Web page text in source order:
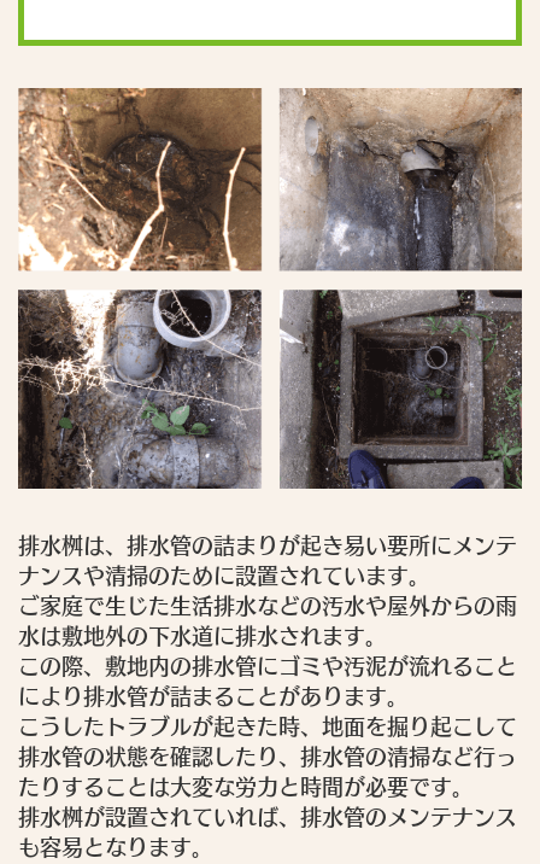
排水桝は、排水管の詰まりが起き易い要所にメンテ
ナンスや清掃のために設置されています。
ご家庭で生じた生活排水などの汚水や屋外からの雨
水は敷地外の下水道に排水されます。
この際、敷地内の排水管にゴミや汚泥が流れること
により排水管が詰まることがあります。
こうしたトラブルが起きた時、地面を掘り起こして
排水管の状態を確認したり、排水管の清掃など行っ
たりすることは大変な労力と時間が必要です。
排水桝が設置されていれば、排水管のメンテナンス
も容易となります。